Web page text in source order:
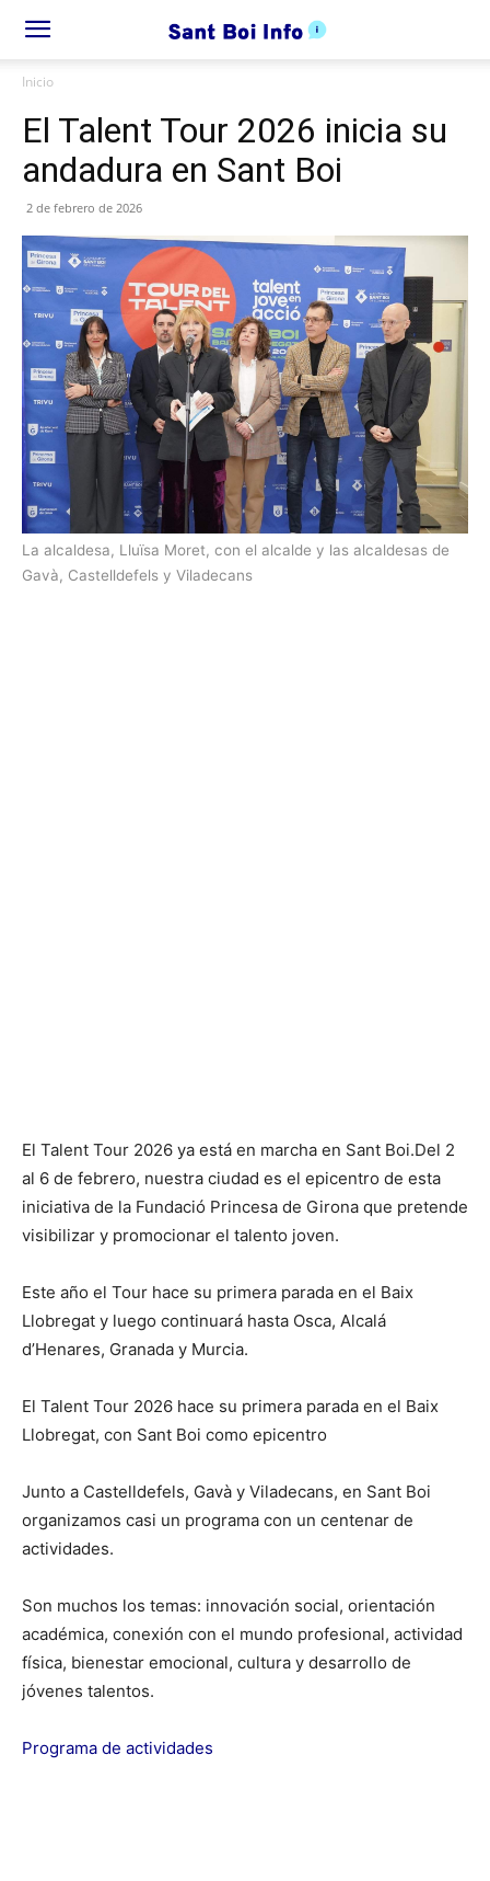
Inicio
El Talent Tour 2026 inicia su
andadura en Sant Boi
2 de febrero de 2026
La alcaldesa, Lluïsa Moret, con el alcalde y las alcaldesas de
Gavà, Castelldefels y Viladecans
El Talent Tour 2026 ya está en marcha en Sant Boi.Del 2
al 6 de febrero, nuestra ciudad es el epicentro de esta
iniciativa de la Fundació Princesa de Girona que pretende
visibilizar y promocionar el talento joven.
Este año el Tour hace su primera parada en el Baix
Llobregat y luego continuará hasta Osca, Alcalá
d’Henares, Granada y Murcia.
El Talent Tour 2026 hace su primera parada en el Baix
Llobregat, con Sant Boi como epicentro
Junto a Castelldefels, Gavà y Viladecans, en Sant Boi
organizamos casi un programa con un centenar de
actividades.
Son muchos los temas: innovación social, orientación
académica, conexión con el mundo profesional, actividad
física, bienestar emocional, cultura y desarrollo de
jóvenes talentos.
Programa de actividades